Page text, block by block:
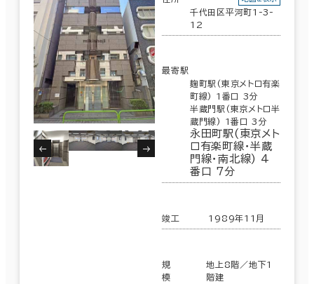
千代田区平河町1-3-
12
最寄駅
麹町駅(東京メトロ有楽
町線) 1番口 3分
半蔵門駅(東京メトロ半
蔵門線) 1番口 3分
永田町駅(東京メト
ロ有楽町線･半蔵
門線･南北線) 4
番口 7分
竣工 1989年11月
規
模
地上8階／地下1
階建